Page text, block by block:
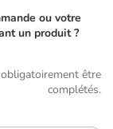
ou votre
un produit ?
être
complétés.